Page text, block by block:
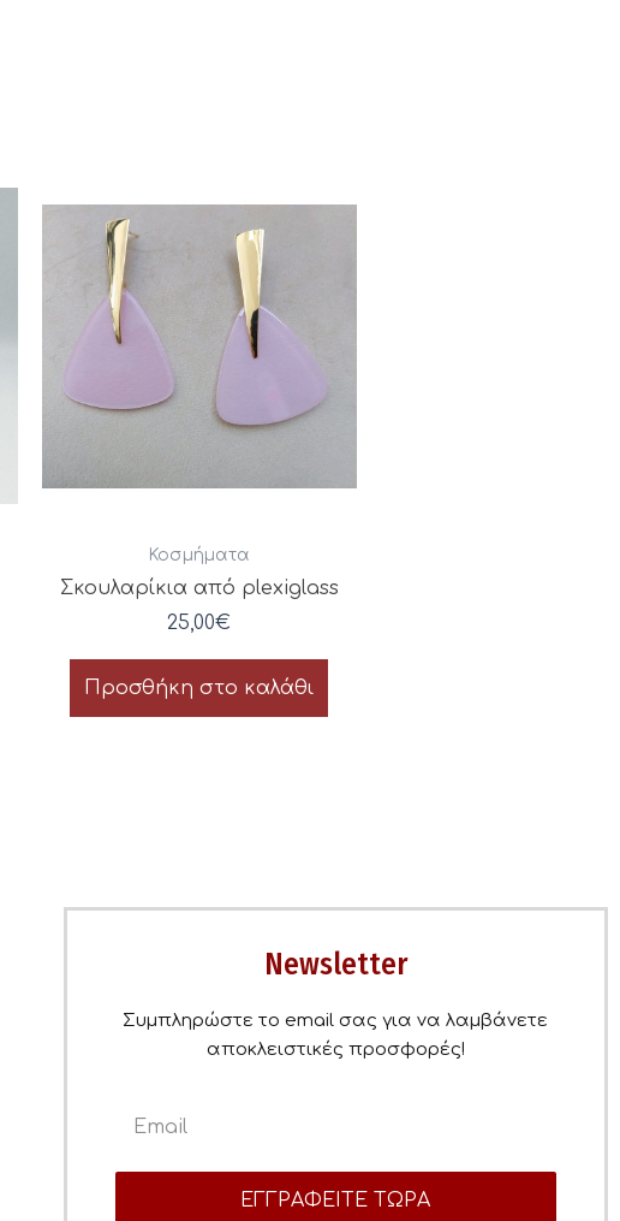
Κοσμήματα
Σκουλαρίκια από plexiglass
25,00€
Προσθήκη στο καλάθι
Newsletter
Συμπληρώστε το email σας για να λαμβάνετε
αποκλειστικές προσφορές!
ΕΓΓΡΑΦΕΙΤΕ ΤΩΡΑ